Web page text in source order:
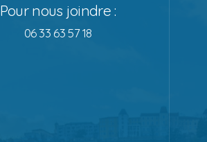
Pour nous joindre :
06 33 63 57 18